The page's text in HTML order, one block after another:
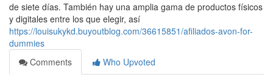
de siete días. También hay una amplia gama de productos físicos
y digitales entre los que elegir, así
https://louisukykd.buyoutblog.com/36615851/afiliados-avon-for-
dummies
Comments
Who Upvoted